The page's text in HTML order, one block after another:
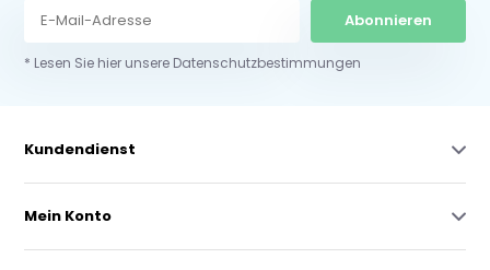
Abonnieren
* Lesen Sie hier unsere Datenschutzbestimmungen
Kundendienst
Mein Konto